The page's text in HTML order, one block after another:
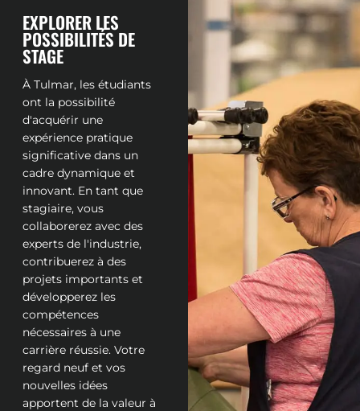
EXPLORER LES
POSSIBILITÉS DE
STAGE
À Tulmar, les étudiants
ont la possibilité
d'acquérir une
expérience pratique
significative dans un
cadre dynamique et
innovant. En tant que
stagiaire, vous
collaborerez avec des
experts de l'industrie,
contribuerez à des
projets importants et
développerez les
compétences
nécessaires à une
carrière réussie. Votre
regard neuf et vos
nouvelles idées
apportent de la valeur à